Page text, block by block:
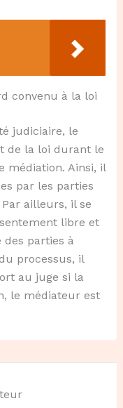
convenu à la loi
judiciaire, le
de la loi durant le
médiation. Ainsi, il
par les parties
Par ailleurs, il se
libre et
des parties à
processus, il
au juge si la
le médiateur est